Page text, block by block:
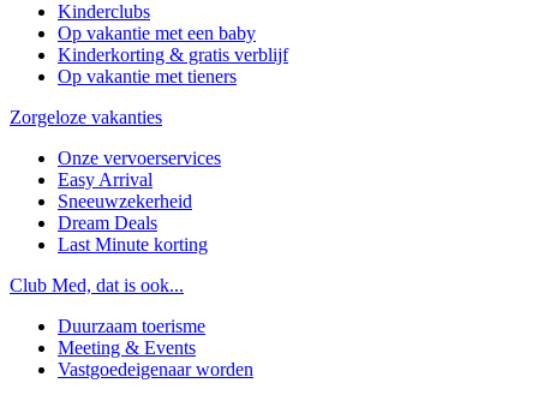
Kinderclubs
Op vakantie met een baby
Kinderkorting & gratis verblijf
Op vakantie met tieners
Zorgeloze vakanties
Onze vervoerservices
Easy Arrival
Sneeuwzekerheid
Dream Deals
Last Minute korting
Club Med, dat is ook...
Duurzaam toerisme
Meeting & Events
Vastgoedeigenaar worden